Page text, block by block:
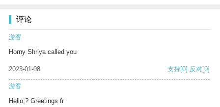
评论
游客
Horny Shriya called you
2023-01-08 支持[0] 反对[0]
游客
Hello,? Greetings fr